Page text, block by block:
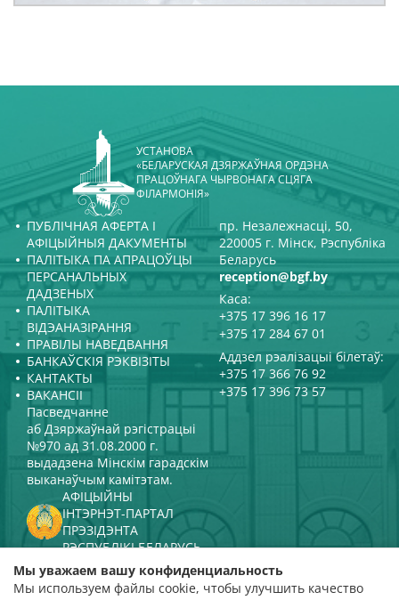
УСТАНОВА
«БЕЛАРУСКАЯ ДЗЯРЖАЎНАЯ ОРДЭНА
ПРАЦОЎНАГА ЧЫРВОНАГА СЦЯГА
ФІЛАРМОНІЯ»
ПУБЛІЧНАЯ АФЕРТА І
АФІЦЫЙНЫЯ ДАКУМЕНТЫ
ПАЛІТЫКА ПА АПРАЦОЎЦЫ
ПЕРСАНАЛЬНЫХ
ДАДЗЕНЫХ
ПАЛІТЫКА
ВІДЭАНАЗІРАННЯ
ПРАВІЛЫ НАВЕДВАННЯ
БАНКАЎСКІЯ РЭКВІЗІТЫ
КАНТАКТЫ
ВАКАНСІІ
пр. Незалежнасці, 50,
220005 г. Мінск, Рэспубліка
Беларусь
reception@bgf.by
Каса:
+375 17 396 16 17
+375 17 284 67 01
Аддзел рэалізацыі білетаў:
+375 17 366 76 92
+375 17 396 73 57
Пасведчанне
аб Дзяржаўнай рэгістрацыі
№970 ад 31.08.2000 г.
выдадзена Мінскім гарадскім
выканаўчым камітэтам.
АФІЦЫЙНЫ
ІНТЭРНЭТ-ПАРТАЛ
ПРЭЗІДЭНТА
РЭСПУБЛІКІ БЕЛАРУСЬ
МІНІСТЭРСТВА КУЛЬТУРЫ
РЭСПУБЛІКІ БЕЛАРУСЬ
Мы уважаем вашу конфиденциальность
Мы используем файлы cookie, чтобы улучшить качество